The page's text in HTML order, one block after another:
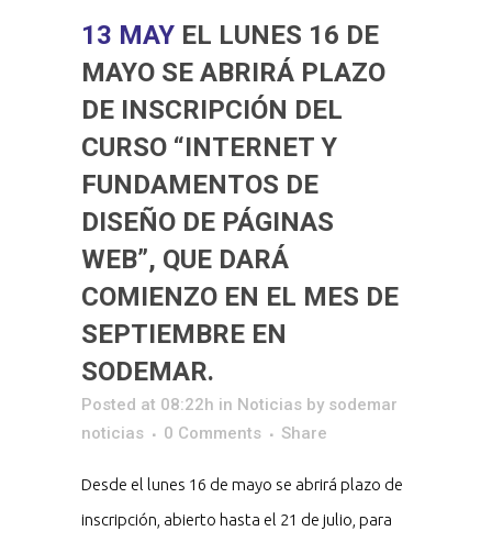
13 MAY EL LUNES 16 DE
MAYO SE ABRIRÁ PLAZO
DE INSCRIPCIÓN DEL
CURSO “INTERNET Y
FUNDAMENTOS DE
DISEÑO DE PÁGINAS
WEB”, QUE DARÁ
COMIENZO EN EL MES DE
SEPTIEMBRE EN
SODEMAR.
Posted at 08:22h in Noticias by sodemar
noticias
0 Comments Share
Desde el lunes 16 de mayo se abrirá plazo de
inscripción, abierto hasta el 21 de julio, para